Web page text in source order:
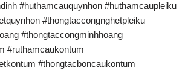
#huthamcauquynhon #huthamcaupleiku
#thongtaccongnghetpleiku
#thongtaccongminhhoang
#ruthamcaukontum
#thongtacboncaukontum